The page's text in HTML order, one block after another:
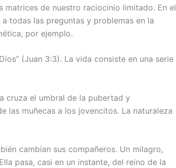
matrices de nuestro raciocinio limitado. En el
todas las preguntas y problemas en la
por ejemplo.
(Juan 3:3). La vida consiste en una serie
cruza el umbral de la pubertad y
las muñecas a los jovencitos. La naturaleza
cambian sus compañeros. Un milagro,
pasa, casi en un instante, del reino de la